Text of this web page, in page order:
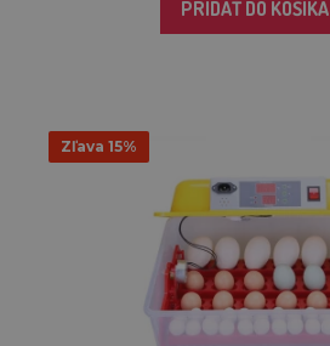
PRIDAŤ DO KOŠÍKA
Zľava 15%